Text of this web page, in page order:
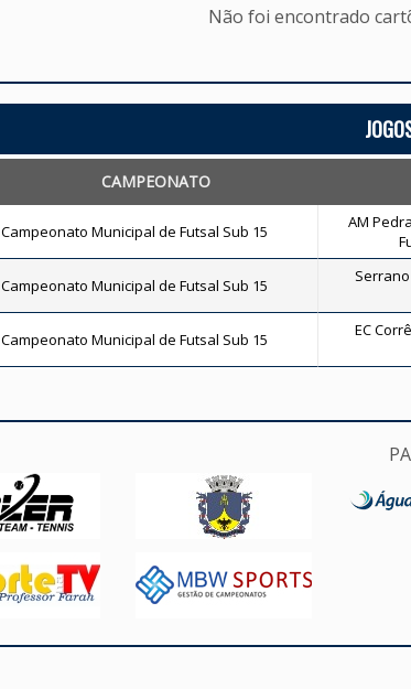
Não foi encontrado
CAMPEONATO
Campeonato Municipal de Futsal Sub 15
AM
Campeonato Municipal de Futsal Sub 15
Serrano
Campeonato Municipal de Futsal Sub 15
EC